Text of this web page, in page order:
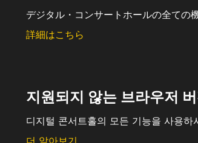
デジタル・コンサートホールの全ての
詳細はこちら
지원되지 않는 브라우저
디지털 콘서트홀의 모든 기능을 사용
더 알아보기